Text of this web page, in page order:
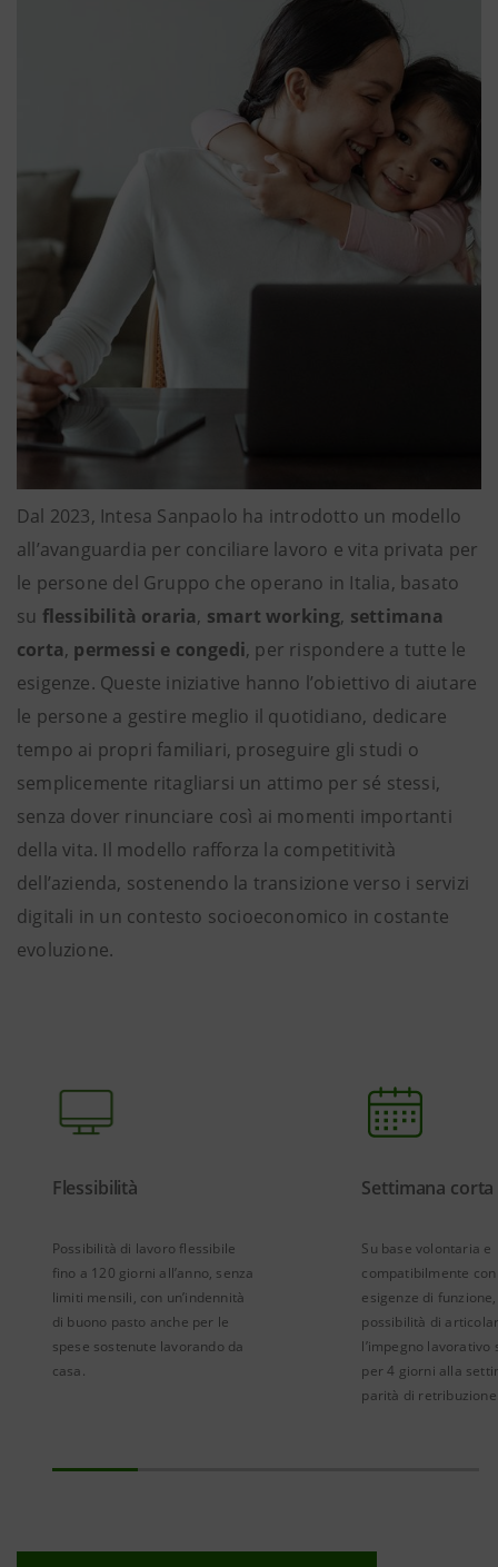
Dal 2023, Intesa Sanpaolo ha introdotto un modello
all’avanguardia per conciliare lavoro e vita privata per
le persone del Gruppo che operano in Italia, basato
su flessibilità oraria, smart working, settimana
corta, permessi e congedi, per rispondere a tutte le
esigenze. Queste iniziative hanno l’obiettivo di aiutare
le persone a gestire meglio il quotidiano, dedicare
tempo ai propri familiari, proseguire gli studi o
semplicemente ritagliarsi un attimo per sé stessi,
senza dover rinunciare così ai momenti importanti
della vita. Il modello rafforza la competitività
dell’azienda, sostenendo la transizione verso i servizi
digitali in un contesto socioeconomico in costante
evoluzione.
Flessibilità
Possibilità di lavoro flessibile
fino a 120 giorni all’anno, senza
limiti mensili, con un’indennità
di buono pasto anche per le
spese sostenute lavorando da
casa.
Settimana corta
Su base volontaria e
compatibilmente
esigenze di funzione,
possibilità di
l’impegno lavorativo
per 4 giorni alla
parità di